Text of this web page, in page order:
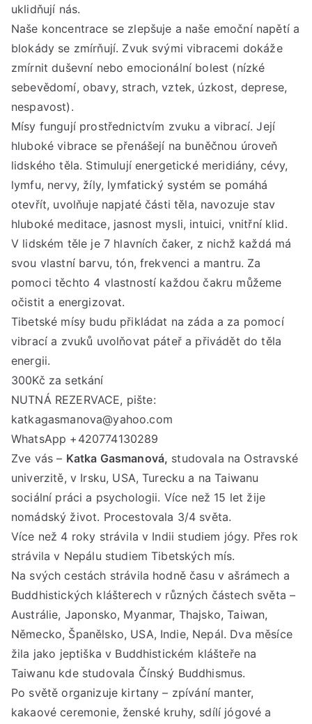
uklidňují nás.
Naše koncentrace se zlepšuje a naše emoční napětí a
blokády se zmírňují. Zvuk svými vibracemi dokáže
zmírnit duševní nebo emocionální bolest (nízké
sebevědomí, obavy, strach, vztek, úzkost, deprese,
nespavost).
Mísy fungují prostřednictvím zvuku a vibrací. Její
hluboké vibrace se přenášejí na buněčnou úroveň
lidského těla. Stimulují energetické meridiány, cévy,
lymfu, nervy, žíly, lymfatický systém se pomáhá
otevřít, uvolňuje napjaté části těla, navozuje stav
hluboké meditace, jasnost mysli, intuici, vnitřní klid.
V lidském těle je 7 hlavních čaker, z nichž každá má
svou vlastní barvu, tón, frekvenci a mantru. Za
pomoci těchto 4 vlastností každou čakru můžeme
očistit a energizovat.
Tibetské mísy budu přikládat na záda a za pomocí
vibrací a zvuků uvolňovat páteř a přivádět do těla
energii.
300Kč za setkání
NUTNÁ REZERVACE, pište:
katkagasmanova@yahoo.com
WhatsApp +420774130289
Zve vás – Katka Gasmanová, studovala na Ostravské
univerzitě, v Irsku, USA, Turecku a na Taiwanu
sociální práci a psychologii. Více než 15 let žije
nomádský život. Procestovala 3/4 světa.
Více než 4 roky strávila v Indii studiem jógy. Přes rok
strávila v Nepálu studiem Tibetských mís.
Na svých cestách strávila hodně času v ašrámech a
Buddhistických klášterech v různých částech světa –
Austrálie, Japonsko, Myanmar, Thajsko, Taiwan,
Německo, Španělsko, USA, Indie, Nepál. Dva měsíce
žila jako jeptiška v Buddhistickém klášteře na
Taiwanu kde studovala Čínský Buddhismus.
Po světě organizuje kirtany – zpívání manter,
kakaové ceremonie, ženské kruhy, sdílí jógové a